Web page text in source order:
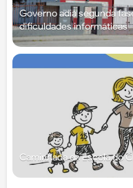
Governo adia segunda
dificuldades informáticas
Caminhada da Escola do